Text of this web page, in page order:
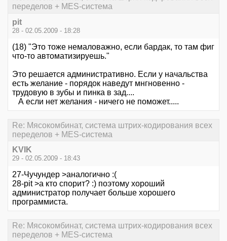
переделов + MES-система
pit
28 - 02.05.2009 - 18:28
(18) "Это тоже немаловажно, если бардак, то там фиг
что-то автоматизируешь."
Это решается административно. Если у начальства
есть желание - порядок наведут мнгновенно -
трудовую в зубы и пинка в зад....
А если нет желания - ничего не поможет.....
Re: Мясокомбинат, система штрих-кодирования всех
переделов + MES-система
KVIK
29 - 02.05.2009 - 18:43
27-Чучундер >аналогично :(
28-pit >а кто спорит? :) поэтому хороший
администратор получает больше хорошего
программиста.
Re: Мясокомбинат, система штрих-кодирования всех
переделов + MES-система